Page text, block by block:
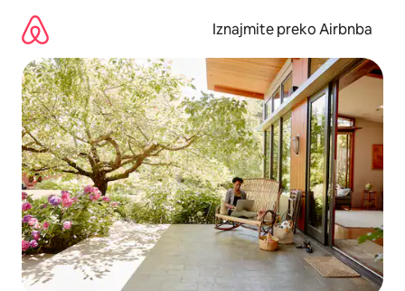
sadržaj
Iznajmite preko Airbnba